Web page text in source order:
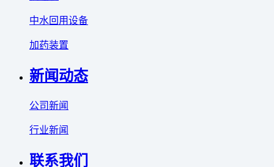
中水回用设备
加药装置
新闻动态
公司新闻
行业新闻
联系我们